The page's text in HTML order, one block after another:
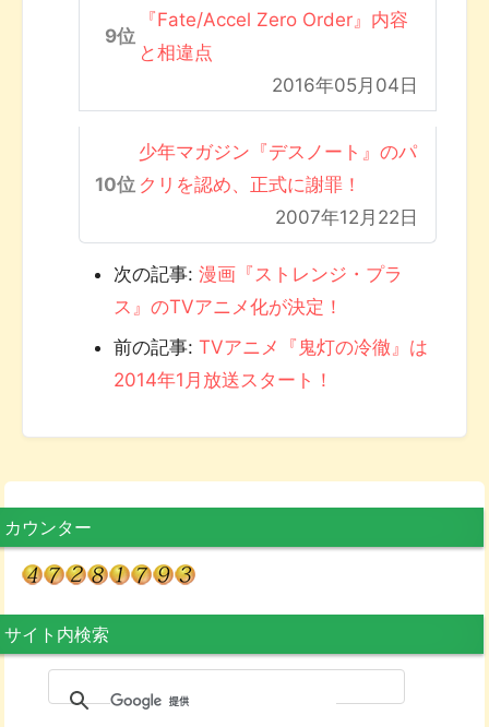
『Fate/Accel Zero Order』内容
と相違点
2016年05月04日
少年マガジン『デスノート』のパ
クリを認め、正式に謝罪！
2007年12月22日
次の記事: 漫画『ストレンジ・プラ
ス』のTVアニメ化が決定！
前の記事: TVアニメ『鬼灯の冷徹』は
2014年1月放送スタート！
カウンター
サイト内検索